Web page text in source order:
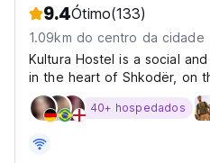
9.4Ótimo(133)
1.09km do centro da cidade
Kultura Hostel is a social
in the heart of Shkodër, on
Street, just steps away from
restaurants, and cultural
40+ hospedados